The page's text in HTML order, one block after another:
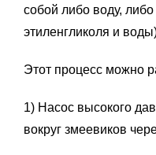
собой либо воду,
этиленгликоля и
Этот процесс можно
1) Насос высокого
вокруг змеевиков